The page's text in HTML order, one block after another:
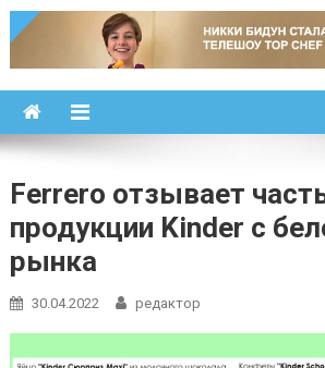
Ferrero отзывает
продукции Kinder с
рынка
30.04.2022 редактор